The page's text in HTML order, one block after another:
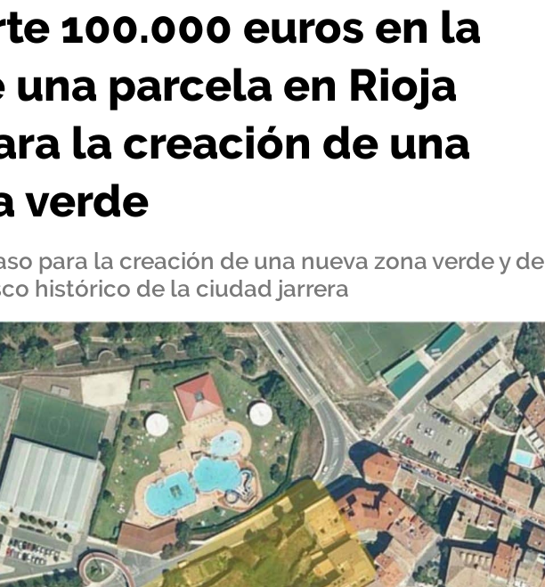
100.000 euros en la
parcela en Rioja
la creación de una
verde
para la creación de una nueva zona verde y de
histórico de la ciudad jarrera